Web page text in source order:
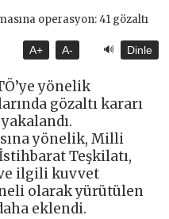
A+ A- 🔊 Dinle
yönelik
gözaltı kararı
yönelik, Milli
Teşkilatı,
ilgili kuvvet
olarak yürütülen
eklendi.